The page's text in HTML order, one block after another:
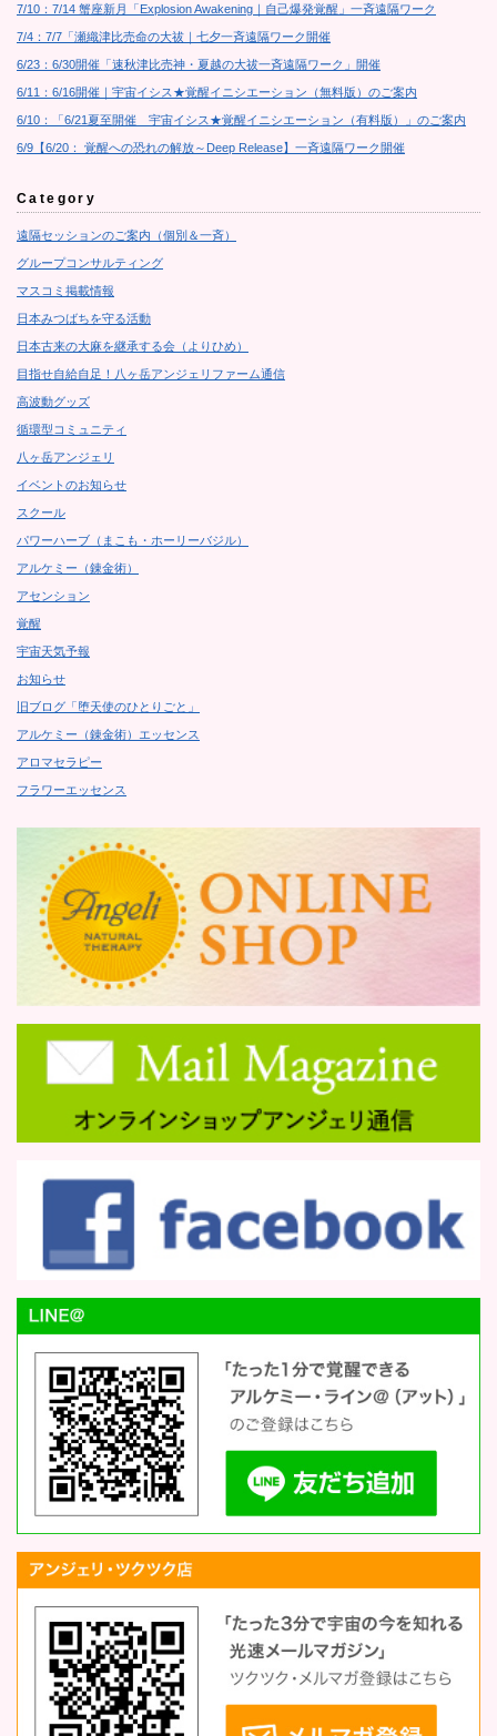
7/10：7/14 蟹座新月「Explosion Awakening｜自己爆発覚醒」一斉遠隔ワーク
7/4：7/7「瀬織津比売命の大祓｜七夕一斉遠隔ワーク開催
6/23：6/30開催「速秋津比売神・夏越の大祓一斉遠隔ワーク」開催
6/11：6/16開催｜宇宙イシス★覚醒イニシエーション（無料版）のご案内
6/10：「6/21夏至開催 宇宙イシス★覚醒イニシエーション（有料版）」のご案内
6/9【6/20： 覚醒への恐れの解放～Deep Release】一斉遠隔ワーク開催
Category
遠隔セッションのご案内（個別＆一斉）
グループコンサルティング
マスコミ掲載情報
日本みつばちを守る活動
日本古来の大麻を継承する会（よりひめ）
目指せ自給自足！八ヶ岳アンジェリファーム通信
高波動グッズ
循環型コミュニティ
八ヶ岳アンジェリ
イベントのお知らせ
スクール
パワーハーブ（まこも・ホーリーバジル）
アルケミー（錬金術）
アセンション
覚醒
宇宙天気予報
お知らせ
旧ブログ「堕天使のひとりごと」
アルケミー（錬金術）エッセンス
アロマセラピー
フラワーエッセンス